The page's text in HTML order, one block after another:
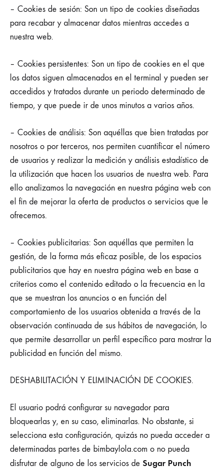
– Cookies de sesión: Son un tipo de cookies diseñadas
para recabar y almacenar datos mientras accedes a
nuestra web.
– Cookies persistentes: Son un tipo de cookies en el que
los datos siguen almacenados en el terminal y pueden ser
accedidos y tratados durante un periodo determinado de
tiempo, y que puede ir de unos minutos a varios años.
– Cookies de análisis: Son aquéllas que bien tratadas por
nosotros o por terceros, nos permiten cuantificar el número
de usuarios y realizar la medición y análisis estadístico de
la utilización que hacen los usuarios de nuestra web. Para
ello analizamos la navegación en nuestra página web con
el fin de mejorar la oferta de productos o servicios que le
ofrecemos.
– Cookies publicitarias: Son aquéllas que permiten la
gestión, de la forma más eficaz posible, de los espacios
publicitarios que hay en nuestra página web en base a
criterios como el contenido editado o la frecuencia en la
que se muestran los anuncios o en función del
comportamiento de los usuarios obtenida a través de la
observación continuada de sus hábitos de navegación, lo
que permite desarrollar un perfil específico para mostrar la
publicidad en función del mismo.
DESHABILITACIÓN Y ELIMINACIÓN DE COOKIES.
El usuario podrá configurar su navegador para
bloquearlas y, en su caso, eliminarlas. No obstante, si
selecciona esta configuración, quizás no pueda acceder a
determinadas partes de bimbaylola.com o no pueda
disfrutar de alguno de los servicios de Sugar Punch